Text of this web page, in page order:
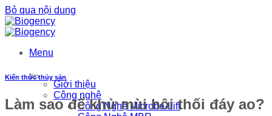
Bỏ qua nội dung
Menu
Giới thiệu
Công nghệ
Công Nghệ Microbe-Lift
Kiến thức thủy sản
Làm sao để khử mùi hôi thối đáy ao?